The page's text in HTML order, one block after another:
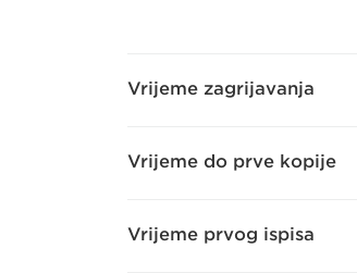
Vrijeme zagrijavanja
Vrijeme do prve kopije
Vrijeme prvog ispisa